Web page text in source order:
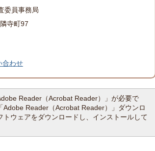
委員事務局
寺町97
合わせ
Reader（Acrobat Reader）」が必要で
Adobe Reader（Acrobat Reader）」ダウンロ
ウェアをダウンロードし、インストールして